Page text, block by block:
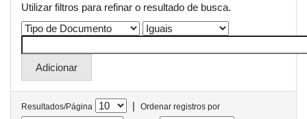
Utilizar filtros para refinar o resultado de busca.
Resultados/Página |
Ordenar registros por